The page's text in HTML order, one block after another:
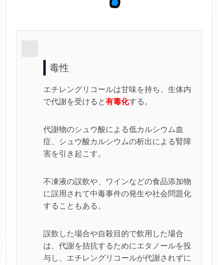
毒性
エチレングリコールは甘味を持ち、生体内
で代謝を受けると有毒化する。
代謝物のシュウ酸による低カルシウム血
症、シュウ酸カルシウムの析出による腎障
害を引き起こす。
不凍液の誤飲や、ワインなどの食品添加物
に誤用されて中毒事件の発生や社会問題化
することもある。
誤飲した場合や自殺目的で飲用した場合
は、代謝を拮抗するためにエタノールを投
与し、エチレングリコールが代謝されずに